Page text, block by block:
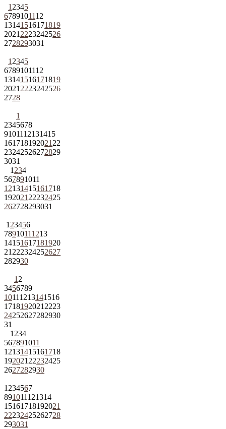
1 2345
6789101112
13141516171819
2021 2223242526
2728293031
1 2345
6789101112
13141516171819
2021 2223242526
2728
1
2345678
9101112131415
161718192021 22
23242526272829
3031
1 234
567891011
12131415161718
192021 22232425
262728293031
1 23456
78910111213
14151617181920
21 222324252627
282930
1 2
3456789
10111213141516
1718192021 2223
24252627282930
31
1 234
567891011
12131415161718
192021 22232425
2627282930
1 234567
891011121314
15161718192021
22232425262728
293031